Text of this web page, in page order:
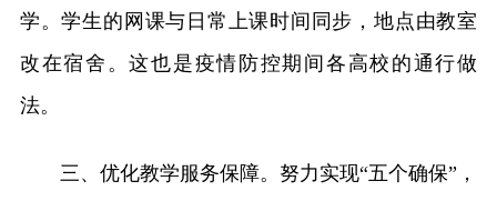
学。学生的网课与日常上课时间同步，地点由教室
改在宿舍。这也是疫情防控期间各高校的通行做
法。
三、优化教学服务保障。努力实现“五个确保”，